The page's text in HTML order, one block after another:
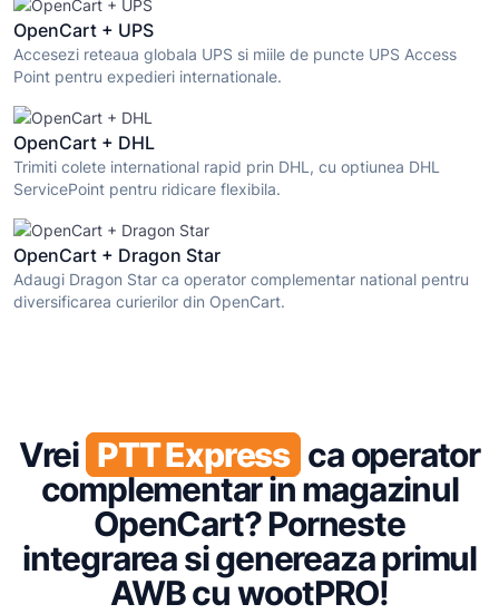
OpenCart + UPS
Accesezi reteaua globala UPS si miile de puncte UPS Access
Point pentru expedieri internationale.
OpenCart + DHL
Trimiti colete international rapid prin DHL, cu optiunea DHL
ServicePoint pentru ridicare flexibila.
OpenCart + Dragon Star
Adaugi Dragon Star ca operator complementar national pentru
diversificarea curierilor din OpenCart.
Vrei PTT Express ca operator
complementar in magazinul
OpenCart? Porneste
integrarea si genereaza primul
AWB cu wootPRO!